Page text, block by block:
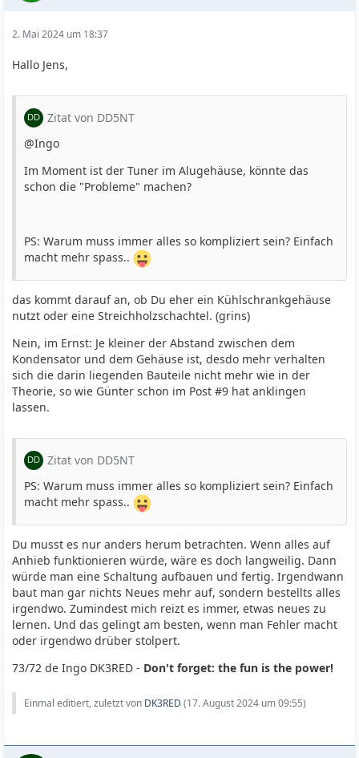
2. Mai 2024 um 18:37
Hallo Jens,
Zitat von DD5NT
@Ingo
Im Moment ist der Tuner im Alugehäuse, könnte das
schon die "Probleme" machen?
PS: Warum muss immer alles so kompliziert sein? Einfach
macht mehr spass..
das kommt darauf an, ob Du eher ein Kühlschrankgehäuse
nutzt oder eine Streichholzschachtel. (grins)
Nein, im Ernst: Je kleiner der Abstand zwischen dem
Kondensator und dem Gehäuse ist, desdo mehr verhalten
sich die darin liegenden Bauteile nicht mehr wie in der
Theorie, so wie Günter schon im Post #9 hat anklingen
lassen.
Zitat von DD5NT
PS: Warum muss immer alles so kompliziert sein? Einfach
macht mehr spass..
Du musst es nur anders herum betrachten. Wenn alles auf
Anhieb funktionieren würde, wäre es doch langweilig. Dann
würde man eine Schaltung aufbauen und fertig. Irgendwann
baut man gar nichts Neues mehr auf, sondern bestellts alles
irgendwo. Zumindest mich reizt es immer, etwas neues zu
lernen. Und das gelingt am besten, wenn man Fehler macht
oder irgendwo drüber stolpert.
73/72 de Ingo DK3RED - Don't forget: the fun is the power!
Einmal editiert, zuletzt von DK3RED (17. August 2024 um 09:55)